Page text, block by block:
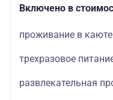
Включено в
проживание в
трехразовое
развлекательная